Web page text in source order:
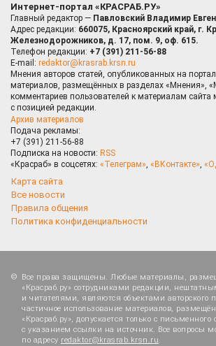
Интернет-портал «КРАСРАБ.РУ»
Главный редактор — Павловский Владимир
Адрес редакции: 660075, Красноярский край, г.
Железнодорожников, д. 17, пом. 9, оф. 615.
Телефон редакции: +7 (391) 211-56-88
E-mail: redaktor@krasrab.krsn.ru
Мнения авторов статей, опубликованных на
материалов, размещённых в разделах «Мнения»,
комментариев пользователей к материалам сайта
с позицией редакции.
Архив материалов
Подача рекламы:
+7 (391) 211-56-88
Подписка на новости: RSS
«Красраб» в соцсетях: «Телеграм», «ВКонтакте»,
Карта сайта
Все новости
Правила общения
Политика конфиденциальности
Все права защищены. Любые материалы,
«Красраб.ру» сотрудниками редакции,
и читателями, являются объектами авторского
частичное использование материалов,
«Красраб.ру», допускается только с письменного
с указанием ссылки на источник. Все вопросы
по адресу redaktor@krasrab.krsn.ru.